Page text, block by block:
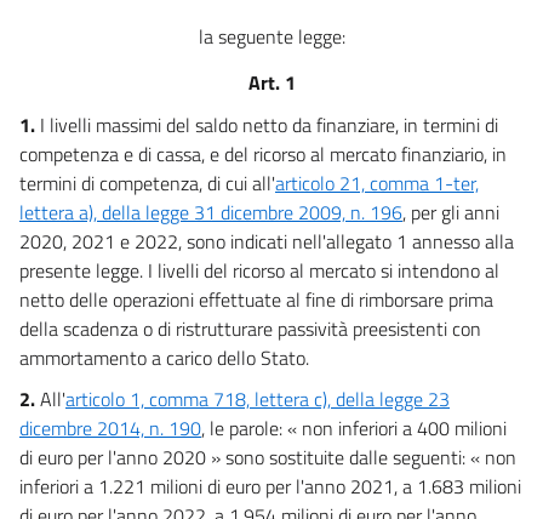
14
15
16
17
18
19
Allegati
Allegato 1
Allegato 1
Tabella 1
la seguente legge:
Art. 1
1. I livelli massimi del saldo netto da finanziare, in termini di
competenza e di cassa, e del ricorso al mercato finanziario, in
termini di competenza, di cui all'articolo 21, comma 1-ter,
lettera a), della legge 31 dicembre 2009, n. 196, per gli anni
2020, 2021 e 2022, sono indicati nell'allegato 1 annesso alla
presente legge. I livelli del ricorso al mercato si intendono al
netto delle operazioni effettuate al fine di rimborsare prima
della scadenza o di ristrutturare passività preesistenti con
ammortamento a carico dello Stato.
2.All'articolo 1, comma 718, lettera c), della legge 23
dicembre 2014, n. 190, le parole: « non inferiori a 400 milioni
di euro per l'anno 2020 » sono sostituite dalle seguenti: « non
inferiori a 1.221 milioni di euro per l'anno 2021, a 1.683 milioni